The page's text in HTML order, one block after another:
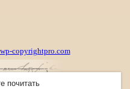
wp-copyrightpro.com